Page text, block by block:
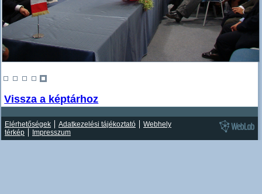
Vissza a képtárhoz
Elérhetőségek Adatkezelési tájékoztató
Webhely
térkép
Impresszum